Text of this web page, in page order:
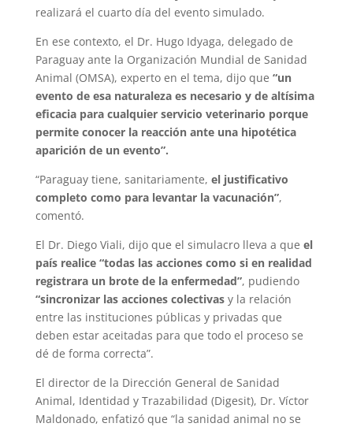
realizará el cuarto día del evento simulado.
En ese contexto, el Dr. Hugo Idyaga, delegado de
Paraguay ante la Organización Mundial de Sanidad
Animal (OMSA), experto en el tema, dijo que “un
evento de esa naturaleza es necesario y de altísima
eficacia para cualquier servicio veterinario porque
permite conocer la reacción ante una hipotética
aparición de un evento”.
“Paraguay tiene, sanitariamente, el justificativo
completo como para levantar la vacunación”,
comentó.
El Dr. Diego Viali, dijo que el simulacro lleva a que el
país realice “todas las acciones como si en realidad
registrara un brote de la enfermedad”, pudiendo
“sincronizar las acciones colectivasy la relación
entre las instituciones públicas y privadas que
deben estar aceitadas para que todo el proceso se
dé de forma correcta”.
El director de la Dirección General de Sanidad
Animal, Identidad y Trazabilidad (Digesit), Dr. Víctor
Maldonado, enfatizó que “la sanidad animal no se